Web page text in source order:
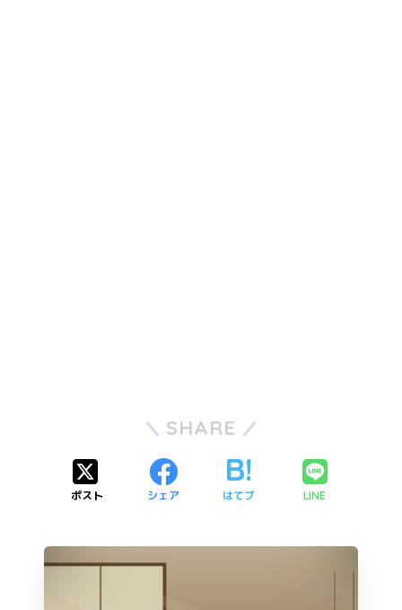
SHARE
ポスト シェア はてブ LINE